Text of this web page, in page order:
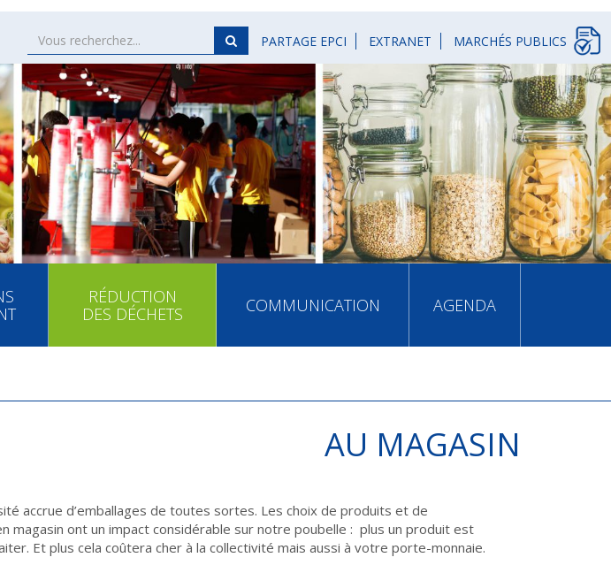
PARTAGE EPCI EXTRANET MARCHÉS PUBLICS
RÉDUCTION
DES DÉCHETS
COMMUNICATION AGENDA
AU MAGASIN
accrue d’emballages de toutes sortes. Les choix de produits et de
magasin ont un impact considérable sur notre poubelle : plus un produit est
Et plus cela coûtera cher à la collectivité mais aussi à votre porte-monnaie.